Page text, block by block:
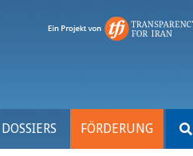
DOSSIERS FÖRDERUNG
nach: